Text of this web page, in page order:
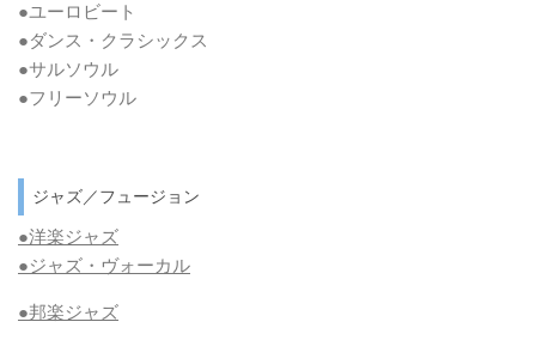
●ユーロビート
●ダンス・クラシックス
●サルソウル
●フリーソウル
ジャズ／フュージョン
●洋楽ジャズ
●ジャズ・ヴォーカル
●邦楽ジャズ